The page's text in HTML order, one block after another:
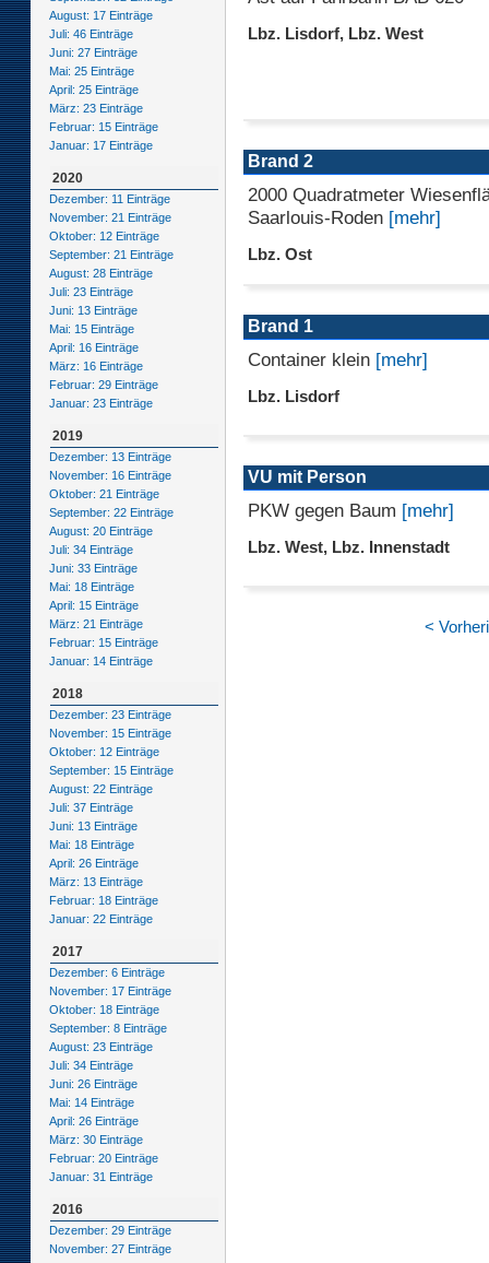
August: 17 Einträge
Juli: 46 Einträge
Juni: 27 Einträge
Mai: 25 Einträge
April: 25 Einträge
März: 23 Einträge
Februar: 15 Einträge
Januar: 17 Einträge
2020
Dezember: 11 Einträge
November: 21 Einträge
Oktober: 12 Einträge
September: 21 Einträge
August: 28 Einträge
Juli: 23 Einträge
Juni: 13 Einträge
Mai: 15 Einträge
April: 16 Einträge
März: 16 Einträge
Februar: 29 Einträge
Januar: 23 Einträge
2019
Dezember: 13 Einträge
November: 16 Einträge
Oktober: 21 Einträge
September: 22 Einträge
August: 20 Einträge
Juli: 34 Einträge
Juni: 33 Einträge
Mai: 18 Einträge
April: 15 Einträge
März: 21 Einträge
Februar: 15 Einträge
Januar: 14 Einträge
2018
Dezember: 23 Einträge
November: 15 Einträge
Oktober: 12 Einträge
September: 15 Einträge
August: 22 Einträge
Juli: 37 Einträge
Juni: 13 Einträge
Mai: 18 Einträge
April: 26 Einträge
März: 13 Einträge
Februar: 18 Einträge
Januar: 22 Einträge
2017
Dezember: 6 Einträge
November: 17 Einträge
Oktober: 18 Einträge
September: 8 Einträge
August: 23 Einträge
Juli: 34 Einträge
Juni: 26 Einträge
Mai: 14 Einträge
April: 26 Einträge
März: 30 Einträge
Februar: 20 Einträge
Januar: 31 Einträge
2016
Dezember: 29 Einträge
November: 27 Einträge
Lbz. Lisdorf, Lbz. West
Brand 2
2000 Quadratmeter
Saarlouis-Roden [mehr]
Lbz. Ost
Brand 1
Container klein [mehr]
Lbz. Lisdorf
VU mit Person
PKW gegen Baum [mehr]
Lbz. West, Lbz. Innenstadt
<